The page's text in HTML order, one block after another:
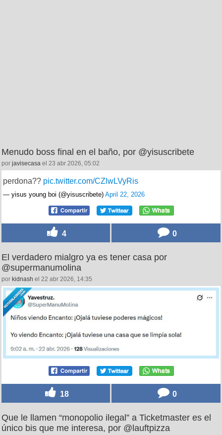
Menudo boss final en el baño, por @yisuscribete
por javisecasa el 23 abr 2026, 05:02
perdona?? pic.twitter.com/CZlwLVyRis
— yisus young boi (@yisuscribete) April 22, 2026
4 0
El verdadero mialgro ya es tener casa por
@supermanumolina
por kidnash el 22 abr 2026, 14:35
18 0
Que le llamen “monopolio ilegal” a Ticketmaster es el
único bis que me interesa, por @lauftpizza